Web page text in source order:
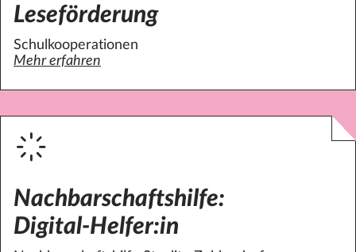
Leseförderung
Schulkooperationen
Mehr erfahren
über Karpfenteich Grundschule: Leseförderung
Nachbarschaftshilfe:
Digital-Helfer:in